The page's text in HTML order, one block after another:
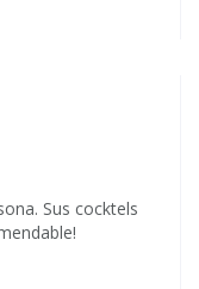
Sus cocktels